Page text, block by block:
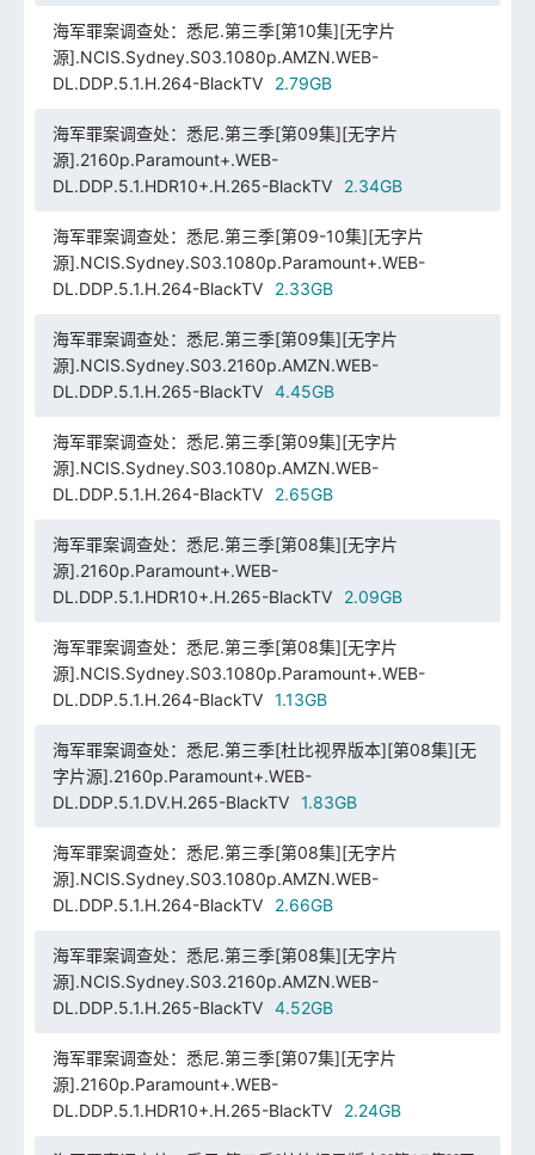
海军罪案调查处：悉尼.第三季[第10集][无字片
源].NCIS.Sydney.S03.1080p.AMZN.WEB-
DL.DDP.5.1.H.264-BlackTV
2.79GB
海军罪案调查处：悉尼.第三季[第09集][无字片
源].2160p.Paramount+.WEB-
DL.DDP.5.1.HDR10+.H.265-BlackTV
2.34GB
海军罪案调查处：悉尼.第三季[第09-10集][无字片
源].NCIS.Sydney.S03.1080p.Paramount+.WEB-
DL.DDP.5.1.H.264-BlackTV
2.33GB
海军罪案调查处：悉尼.第三季[第09集][无字片
源].NCIS.Sydney.S03.2160p.AMZN.WEB-
DL.DDP.5.1.H.265-BlackTV
4.45GB
海军罪案调查处：悉尼.第三季[第09集][无字片
源].NCIS.Sydney.S03.1080p.AMZN.WEB-
DL.DDP.5.1.H.264-BlackTV
2.65GB
海军罪案调查处：悉尼.第三季[第08集][无字片
源].2160p.Paramount+.WEB-
DL.DDP.5.1.HDR10+.H.265-BlackTV
2.09GB
海军罪案调查处：悉尼.第三季[第08集][无字片
源].NCIS.Sydney.S03.1080p.Paramount+.WEB-
DL.DDP.5.1.H.264-BlackTV
1.13GB
海军罪案调查处：悉尼.第三季[杜比视界版本][第08集][无
字片源].2160p.Paramount+.WEB-
DL.DDP.5.1.DV.H.265-BlackTV
1.83GB
海军罪案调查处：悉尼.第三季[第08集][无字片
源].NCIS.Sydney.S03.1080p.AMZN.WEB-
DL.DDP.5.1.H.264-BlackTV
2.66GB
海军罪案调查处：悉尼.第三季[第08集][无字片
源].NCIS.Sydney.S03.2160p.AMZN.WEB-
DL.DDP.5.1.H.265-BlackTV
4.52GB
海军罪案调查处：悉尼.第三季[第07集][无字片
源].2160p.Paramount+.WEB-
DL.DDP.5.1.HDR10+.H.265-BlackTV
2.24GB